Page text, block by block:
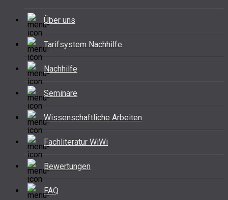
Über uns
Tarifsystem Nachhilfe
Nachhilfe
Seminare
Wissenschaftliche Arbeiten
Fachliteratur WiWi
Bewertungen
FAQ